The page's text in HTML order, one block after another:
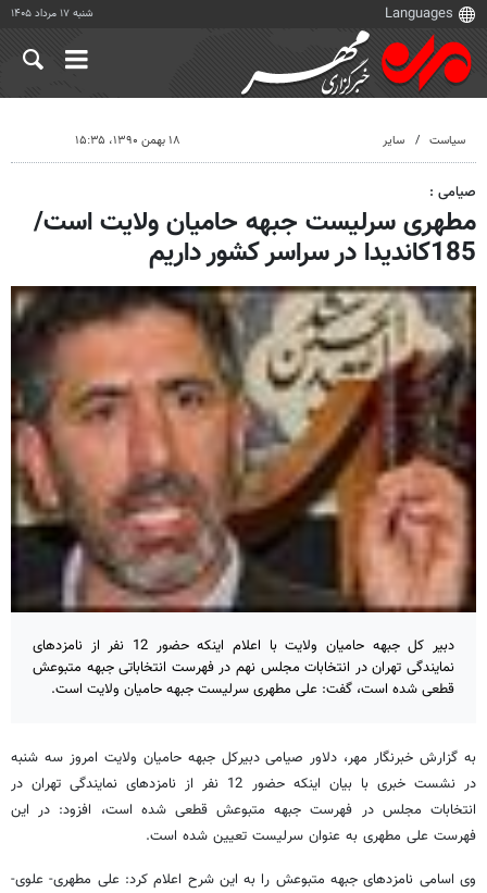
شنبه ۱۷ مرداد ۱۴۰۵
سیاست سایر ۱۸ بهمن ۱۳۹۰، ۱۵:۳۵
صیامی :
مطهری سرلیست جبهه حامیان ولایت است/
185کاندیدا در سراسر کشور داریم
دبیر کل جبهه حامیان ولایت با اعلام اینکه حضور 12 نفر از نامزدهای
نمایندگی تهران در انتخابات مجلس نهم در فهرست انتخاباتی جبهه متبوعش
قطعی شده است، گفت: علی مطهری سرلیست جبهه حامیان ولایت است.
به گزارش خبرنگار مهر، دلاور صیامی دبیرکل جبهه حامیان ولایت امروز سه شنبه
در نشست خبری با بیان اینکه حضور 12 نفر از نامزدهای نمایندگی تهران در
انتخابات مجلس در فهرست جبهه متبوعش قطعی شده است، افزود: در این
فهرست علی مطهری به عنوان سرلیست تعیین شده است.
وی اسامی نامزدهای جبهه متبوعش را به این شرح اعلام کرد: علی مطهری- علوی-